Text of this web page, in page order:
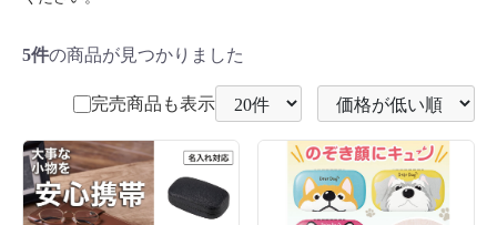
5件の商品が見つかりました
完売商品も表示